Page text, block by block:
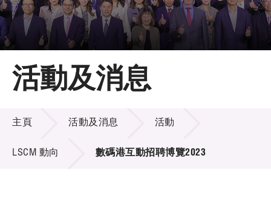
主頁
關於LSCM
技術商品化
項目及資助計劃
活動及消息
活動及消息
活動及消息
主頁 活動及消息 活動
LSCM 動向 數碼港互動招聘博覽2023